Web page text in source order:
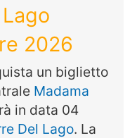
2026
un biglietto
Madama
in data 04
Del Lago. La